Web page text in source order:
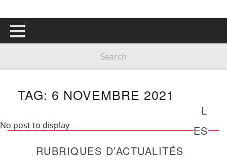
TAG: 6 NOVEMBRE 2021
No post to display
L
ES
RUBRIQUES D’ACTUALITÉS